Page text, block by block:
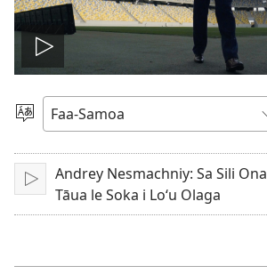
Ki
le
vitiō
Filifili
Gagana
Tā
Andrey Nesmachniy: Sa Sili Ona
Tāua le Soka i Loʻu Olaga